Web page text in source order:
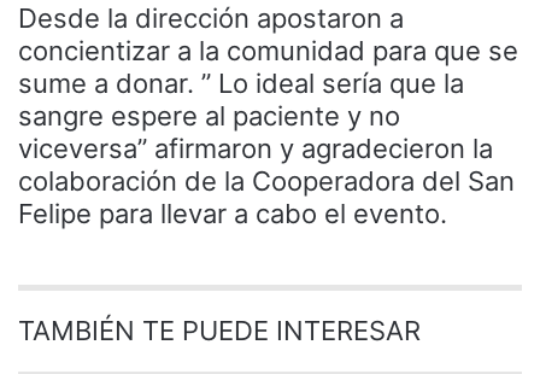
Desde la dirección apostaron a
concientizar a la comunidad para que se
sume a donar. ” Lo ideal sería que la
sangre espere al paciente y no
viceversa” afirmaron y agradecieron la
colaboración de la Cooperadora del San
Felipe para llevar a cabo el evento.
TAMBIÉN TE PUEDE INTERESAR